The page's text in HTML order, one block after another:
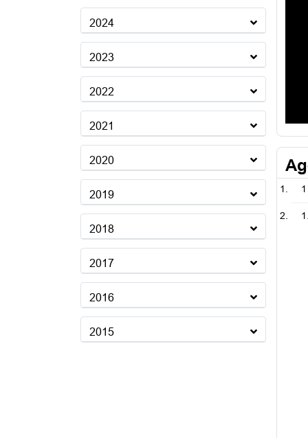
2024
2023
2022
2021
2020
2019
2018
2017
2016
2015
1